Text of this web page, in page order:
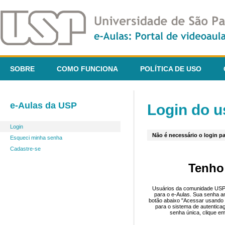
SOBRE COMO FUNCIONA POLÍTICA DE USO
e-Aulas da USP
Login
Esqueci minha senha
Cadastre-se
Login do
Não é necessário o login
Usuários da comunidade
para o e-Aulas. Sua senha
botão abaixo "Acessar
para o sistema de
senha única, clique